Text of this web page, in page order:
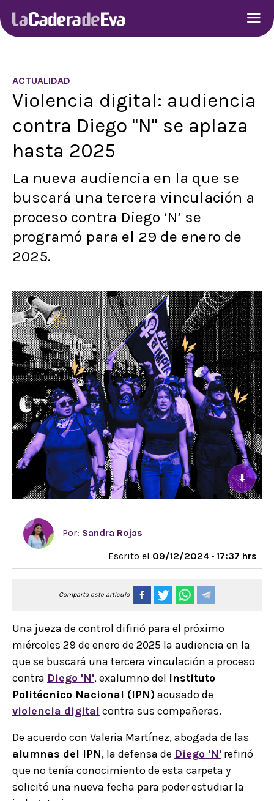
ACTUALIDAD
Violencia digital: audiencia
contra Diego "N" se aplaza
hasta 2025
La nueva audiencia en la que se
buscará una tercera vinculación a
proceso contra Diego ‘N’ se
programó para el 29 de enero de
2025.
⬇
Por: Sandra Rojas
Escrito el 09/12/2024 · 17:37 hrs
Comparta este artículo
Una jueza de control difirió para el próximo
miércoles 29 de enero de 2025 la audiencia en la
que se buscará una tercera vinculación a proceso
contra Diego 'N', exalumno del Instituto
Politécnico Nacional (IPN)acusado de
violencia digital contra sus compañeras.
De acuerdo con Valeria Martínez, abogada de las
alumnas del IPN, la defensa de Diego 'N' refirió
que no tenía conocimiento de esta carpeta y
solicitó una nueva fecha para poder estudiar la